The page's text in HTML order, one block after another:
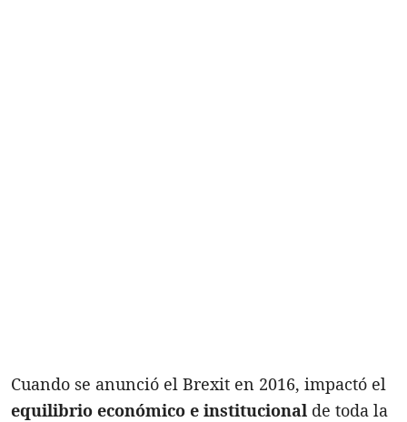
Cuando se anunció el Brexit en 2016, impactó el
equilibrio económico e institucional de toda la